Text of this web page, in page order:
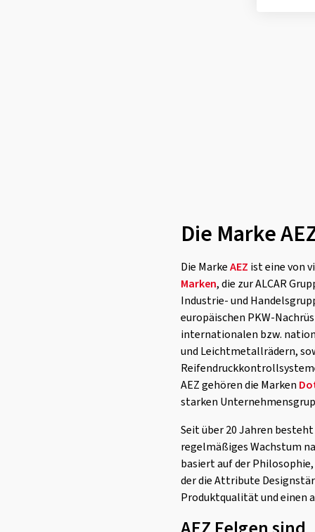
Die Marke
Die MarkeAEZ ist eine von
Marken, die zur ALCAR
Industrie- und
europäischen PKW-
internationalen bzw.
und Leichtmetallrädern,
AEZ gehören die Marken
starken
Seit über 20 Jahren
regelmäßiges Wachstum
basiert auf der
der die Attribute
Produktqualität und einen